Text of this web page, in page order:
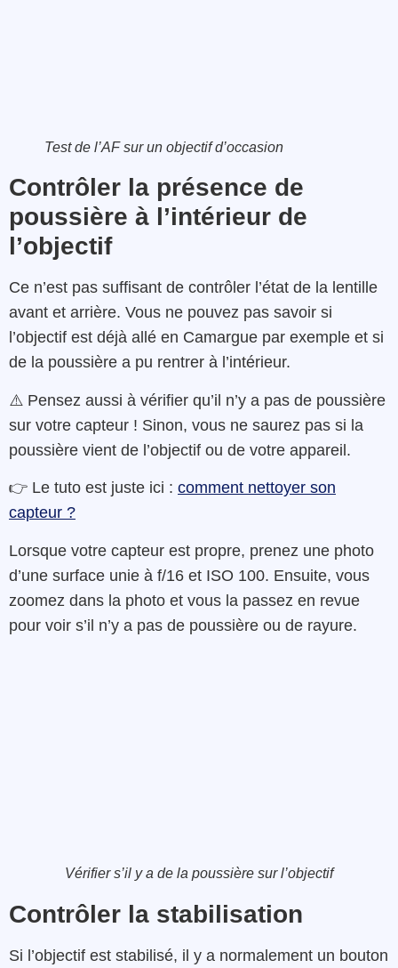
Test de l’AF sur un objectif d’occasion
Contrôler la présence de
poussière à l’intérieur de
l’objectif
Ce n’est pas suffisant de contrôler l’état de la lentille
avant et arrière. Vous ne pouvez pas savoir si
l’objectif est déjà allé en Camargue par exemple et si
de la poussière a pu rentrer à l’intérieur.
⚠️ Pensez aussi à vérifier qu’il n’y a pas de poussière
sur votre capteur ! Sinon, vous ne saurez pas si la
poussière vient de l’objectif ou de votre appareil.
👉 Le tuto est juste ici : comment nettoyer son
capteur ?
Lorsque votre capteur est propre, prenez une photo
d’une surface unie à f/16 et ISO 100. Ensuite, vous
zoomez dans la photo et vous la passez en revue
pour voir s’il n’y a pas de poussière ou de rayure.
Vérifier s’il y a de la poussière sur l’objectif
Contrôler la stabilisation
Si l’objectif est stabilisé, il y a normalement un bouton